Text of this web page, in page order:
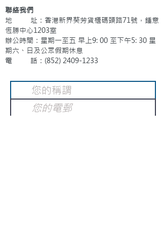
聯絡我們
地 址：香港新界葵芳貨櫃碼頭路71號，鍾意
恆勝中心1203室
辦公時間：星期一至五 早上9: 00 至下午5: 30 星
期六、日及公眾假期休息
電 話：(852) 2409-1233